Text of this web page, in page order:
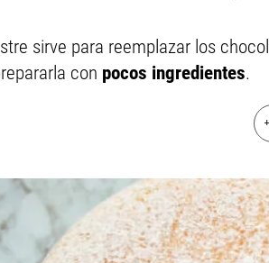
sirve para reemplazar los
con pocos ingredientes.